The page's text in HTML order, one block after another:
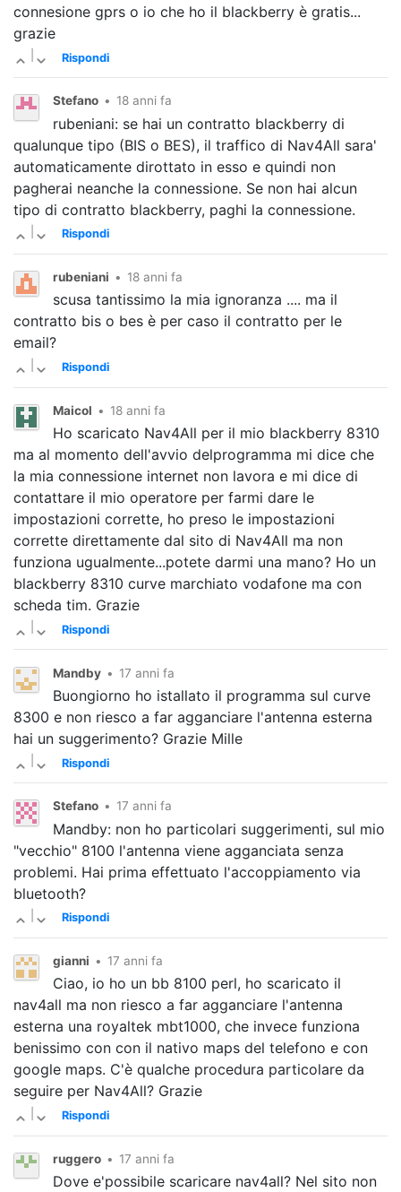
connesione gprs o io che ho il blackberry è gratis...
grazie
Rispondi
Stefano • 18 anni fa
rubeniani: se hai un contratto blackberry di
qualunque tipo (BIS o BES), il traffico di Nav4All sara'
automaticamente dirottato in esso e quindi non
pagherai neanche la connessione. Se non hai alcun
tipo di contratto blackberry, paghi la connessione.
Rispondi
rubeniani • 18 anni fa
scusa tantissimo la mia ignoranza .... ma il
contratto bis o bes è per caso il contratto per le
email?
Rispondi
Maicol • 18 anni fa
Ho scaricato Nav4All per il mio blackberry 8310
ma al momento dell'avvio delprogramma mi dice che
la mia connessione internet non lavora e mi dice di
contattare il mio operatore per farmi dare le
impostazioni corrette, ho preso le impostazioni
corrette direttamente dal sito di Nav4All ma non
funziona ugualmente...potete darmi una mano? Ho un
blackberry 8310 curve marchiato vodafone ma con
scheda tim. Grazie
Rispondi
Mandby • 17 anni fa
Buongiorno ho istallato il programma sul curve
8300 e non riesco a far agganciare l'antenna esterna
hai un suggerimento? Grazie Mille
Rispondi
Stefano • 17 anni fa
Mandby: non ho particolari suggerimenti, sul mio
"vecchio" 8100 l'antenna viene agganciata senza
problemi. Hai prima effettuato l'accoppiamento via
bluetooth?
Rispondi
gianni • 17 anni fa
Ciao, io ho un bb 8100 perl, ho scaricato il
nav4all ma non riesco a far agganciare l'antenna
esterna una royaltek mbt1000, che invece funziona
benissimo con con il nativo maps del telefono e con
google maps. C'è qualche procedura particolare da
seguire per Nav4All? Grazie
Rispondi
ruggero • 17 anni fa
Dove e'possibile scaricare nav4all? Nel sito non